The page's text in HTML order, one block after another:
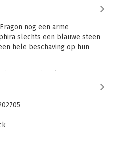
nog een arme
slechts een blauwe steen
hele beschaving op hun
komen. De Rijder en zijn
iedereen had durven hopen,
en het recht in
ja, tegen welke prijs?